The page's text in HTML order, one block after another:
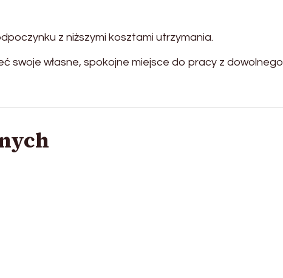
z niższymi kosztami utrzymania.
swoje własne, spokojne miejsce do pracy z dowolnego